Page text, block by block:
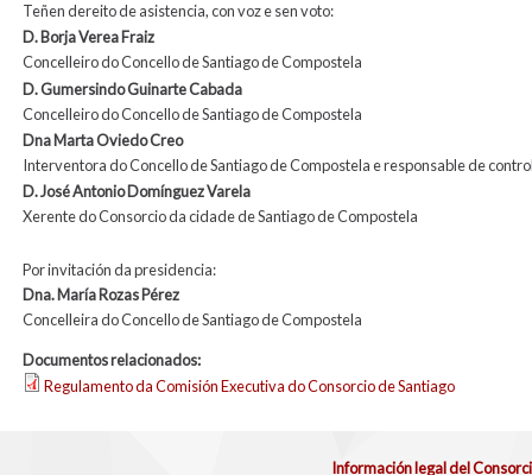
Teñen dereito de asistencia, con voz e sen voto:
D. Borja Verea Fraiz
Concelleiro do Concello de Santiago de Compostela
D. Gumersindo Guinarte Cabada
Concelleiro do Concello de Santiago de Compostela
Dna Marta Oviedo Creo
Interventora do Concello de Santiago de Compostela e responsable de
D. José Antonio DomínguezVarela
Xerente do Consorcio da cidade de Santiago de Compostela
Por invitación da presidencia:
Dna. María Rozas Pérez
Concelleira do Concello de Santiago de Compostela
Documentos relacionados:
Regulamento da Comisión Executiva do Consorcio de Santiago
Información legal del